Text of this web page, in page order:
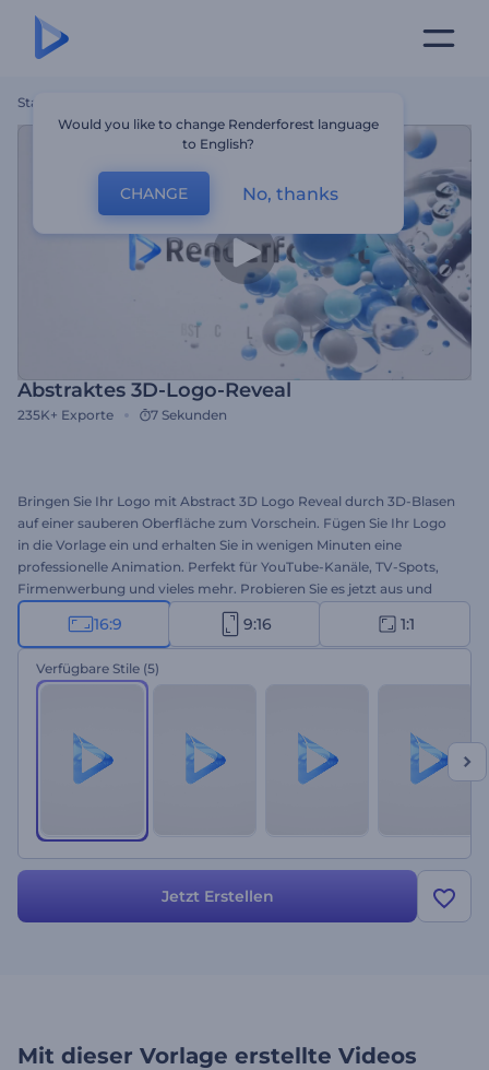
Startseite
Abstraktes 3D-Logo-Reveal
235K+ Exporte 7 Sekunden
Bringen Sie Ihr Logo mit Abstract 3D Logo Reveal durch 3D-Blasen
auf einer sauberen Oberfläche zum Vorschein. Fügen Sie Ihr Logo
in die Vorlage ein und erhalten Sie in wenigen Minuten eine
professionelle Animation. Perfekt für YouTube-Kanäle, TV-Spots,
Firmenwerbung und vieles mehr. Probieren Sie es jetzt aus und
erleben Sie die Kraft einer großartigen
3D-Animation
16:9 9:16 1:1
Verfügbare Stile (5)
Jetzt Erstellen
Mit dieser Vorlage erstellte Videos
Would you like to change Renderforest language
to English?
CHANGE No, thanks